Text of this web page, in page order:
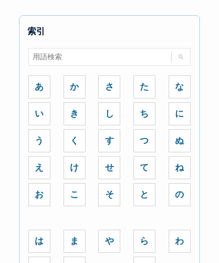
索引
あ
い
う
え
お
か
き
く
け
こ
さ
し
す
せ
そ
た
ち
つ
て
と
な
に
ぬ
ね
の
は ま や ら わ